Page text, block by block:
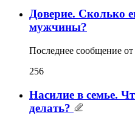
Доверие. Сколько
мужчины?
Последнее сообщение от
256
Насилие в семье.
делать?